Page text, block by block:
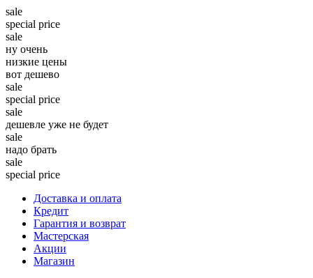
sale
special price
sale
ну очень
низкие цены
вот дешево
sale
special price
sale
дешевле уже не будет
sale
надо брать
sale
special price
Доставка и оплата
Кредит
Гарантия и возврат
Мастерская
Акции
Магазин